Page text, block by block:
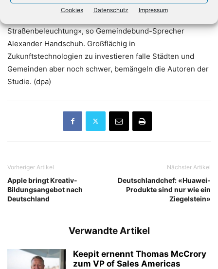
Cookies Datenschutz Impressum
Geld einsparen können, etwa durch die Reduzierung der
Straßenbeleuchtung», so Gemeindebund-Sprecher
Alexander Handschuh. Großflächig in
Zukunftstechnologien zu investieren falle Städten und
Gemeinden aber noch schwer, bemängeln die Autoren der
Studie. (dpa)
Vorheriger Artikel
Apple bringt Kreativ-
Bildungsangebot nach
Deutschland
Nächster Artikel
Deutschlandchef: «Huawei-
Produkte sind nur wie ein
Ziegelstein»
Verwandte Artikel
Keepit ernennt Thomas McCrory
zum VP of Sales Americas